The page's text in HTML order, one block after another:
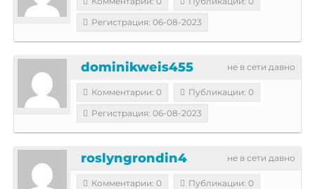
Регистрация: 06-08-2023
не в сети давно
dominikweis455
Комментарии: 0
Публикации: 0
Регистрация: 06-08-2023
не в сети давно
roslyngrondin4
Комментарии: 0
Публикации: 0